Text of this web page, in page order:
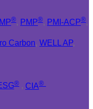
®, PMP®, PMI-ACP®,
Carbon, WELL AP,
® , CIA®